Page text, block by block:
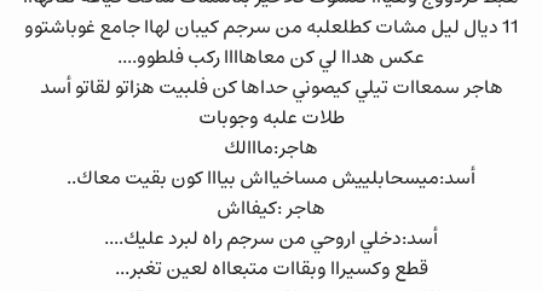
11 ديال ليل مشات كطلعلبه من سرجم كيبان لهاا جامع غوباشتوو
عكس هداا لي كن معاهاااا ركب فلطوو....
هاجر سمعاات تيلي كيصوني حداها كن فلبيت هزاتو لقاتو أسد
طلات علبه وجوبات
هاجر:مااالك
أسد:ميسحابلييش مساخيااش بيااا كون بقيت معاك..
هاجر :كيفااش
أسد:دخلي اروحي من سرجم راه لبرد عليك....
قطع وكسيراا وبقاات متبعااه لعين تغبر...